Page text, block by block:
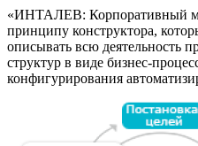
«ИНТАЛЕВ: Корпоративный
принципу конструктора,
описывать всю деятельность
структур в виде бизнес-
конфигурирования